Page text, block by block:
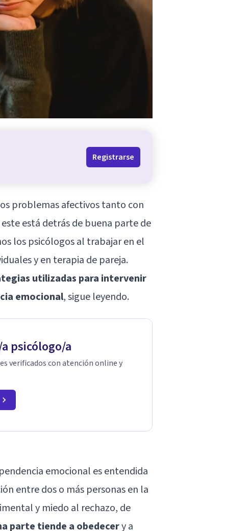
Registrarse
problemas afectivos tanto con
está detrás de buena parte de
los psicólogos al trabajar en el
y en terapia de pareja.
utilizadas para intervenir
emocional, sigue leyendo.
psicólogo/a
verificados con atención online y
emocional es entendida
entre dos o más personas en la
y miedo al rechazo, de
parte tiende a obedecery a